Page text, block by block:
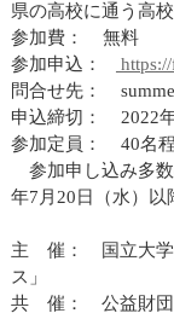
県の高校に通う高
参加費： 無料
参加申込：
問合せ先：
申込締切： 2022
参加定員： 40名
参加申し込み多数
年7月20日（水）以
主 催： 国立大学
ス」
共 催： 公益財団